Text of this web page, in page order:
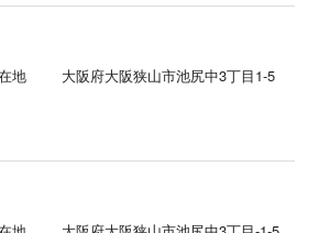
地 大阪府大阪狭山市池尻中3丁目1-5